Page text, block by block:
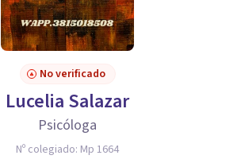
No verificado
Lucelia Salazar
Psicóloga
Nº colegiado: Mp 1664